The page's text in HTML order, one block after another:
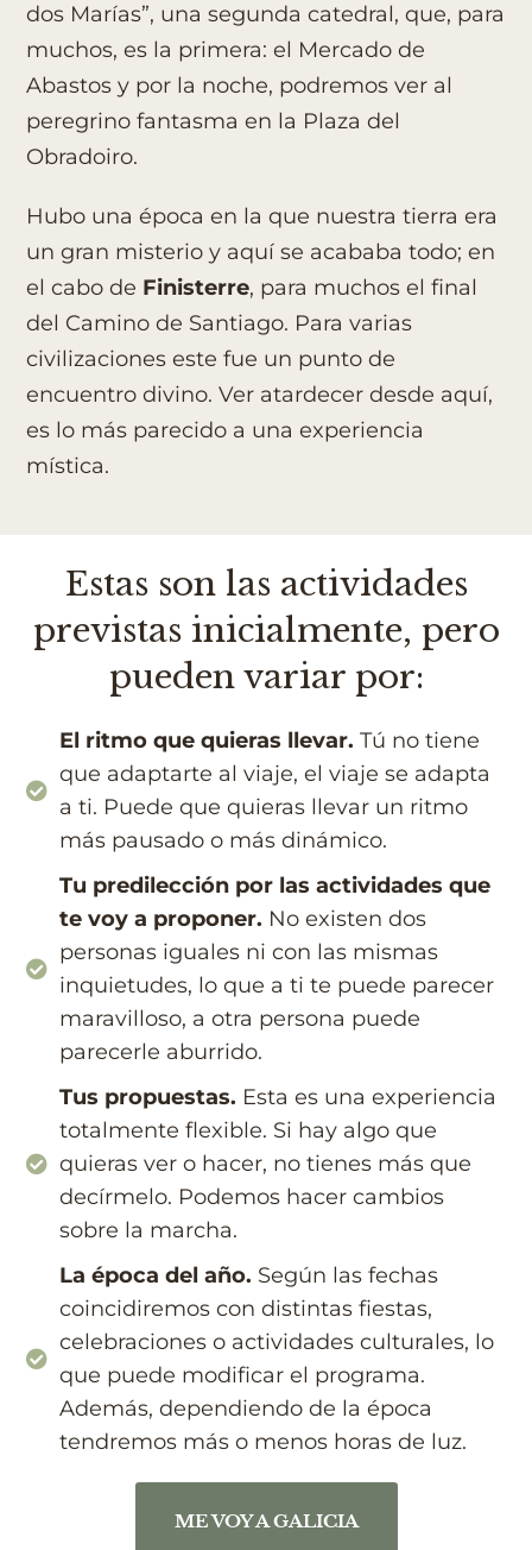
dos Marías”, una segunda catedral, que, para
muchos, es la primera: el Mercado de
Abastos y por la noche, podremos ver al
peregrino fantasma en la Plaza del
Obradoiro.
Hubo una época en la que nuestra tierra era
un gran misterio y aquí se acababa todo; en
el cabo de Finisterre, para muchos el final
del Camino de Santiago. Para varias
civilizaciones este fue un punto de
encuentro divino. Ver atardecer desde aquí,
es lo más parecido a una experiencia
mística.
Estas son las actividades
previstas inicialmente, pero
pueden variar por:
El ritmo que quieras llevar. Tú no tiene
que adaptarte al viaje, el viaje se adapta
a ti. Puede que quieras llevar un ritmo
más pausado o más dinámico.
Tu predilección por las actividades que
te voy a proponer. No existen dos
personas iguales ni con las mismas
inquietudes, lo que a ti te puede parecer
maravilloso, a otra persona puede
parecerle aburrido.
Tus propuestas. Esta es una experiencia
totalmente flexible. Si hay algo que
quieras ver o hacer, no tienes más que
decírmelo. Podemos hacer cambios
sobre la marcha.
La época del año. Según las fechas
coincidiremos con distintas fiestas,
celebraciones o actividades culturales, lo
que puede modificar el programa.
Además, dependiendo de la época
tendremos más o menos horas de luz.
ME VOY A GALICIA